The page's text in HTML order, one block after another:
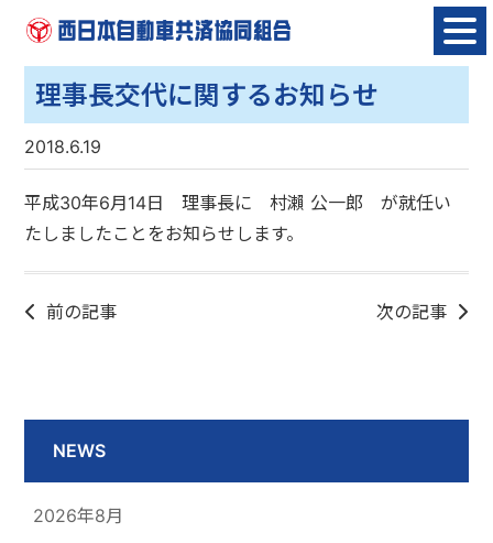
Skip
理事長交代に関するお知らせ
2018.6.19
平成30年6月14日 理事長に 村瀨 公一郎 が就任い
たしましたことをお知らせします。
前の記事 次の記事
NEWS
2026年8月